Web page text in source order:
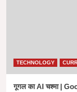
TECHNOLOGY
गूगल का AI चश्मा |